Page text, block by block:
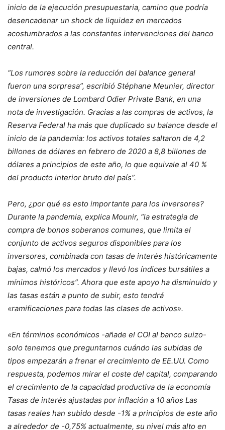
inicio de la ejecución presupuestaria, camino que podría
desencadenar un shock de liquidez en mercados
acostumbrados a las constantes intervenciones del banco
central.
“Los rumores sobre la reducción del balance general
fueron una sorpresa”, escribió Stéphane Meunier, director
de inversiones de Lombard Odier Private Bank, en una
nota de investigación. Gracias a las compras de activos, la
Reserva Federal ha más que duplicado su balance desde el
inicio de la pandemia: los activos totales saltaron de 4,2
billones de dólares en febrero de 2020 a 8,8 billones de
dólares a principios de este año, lo que equivale al 40 %
del producto interior bruto del país”.
Pero, ¿por qué es esto importante para los inversores?
Durante la pandemia, explica Mounir, “la estrategia de
compra de bonos soberanos comunes, que limita el
conjunto de activos seguros disponibles para los
inversores, combinada con tasas de interés históricamente
bajas, calmó los mercados y llevó los índices bursátiles a
mínimos históricos”. Ahora que este apoyo ha disminuido y
las tasas están a punto de subir, esto tendrá
«ramificaciones para todas las clases de activos».
«En términos económicos -añade el COI al banco suizo-
solo tenemos que preguntarnos cuándo las subidas de
tipos empezarán a frenar el crecimiento de EE.UU. Como
respuesta, podemos mirar el coste del capital, comparando
el crecimiento de la capacidad productiva de la economía
Tasas de interés ajustadas por inflación a 10 años Las
tasas reales han subido desde -1% a principios de este año
a alrededor de -0,75% actualmente, su nivel más alto en